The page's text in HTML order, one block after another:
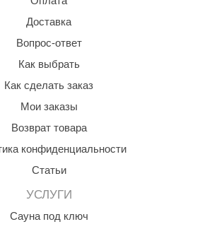
Доставка
Вопрос-ответ
Как выбрать
Как сделать заказ
Мои заказы
Возврат товара
конфиденциальности
Статьи
УСЛУГИ
Сауна под ключ